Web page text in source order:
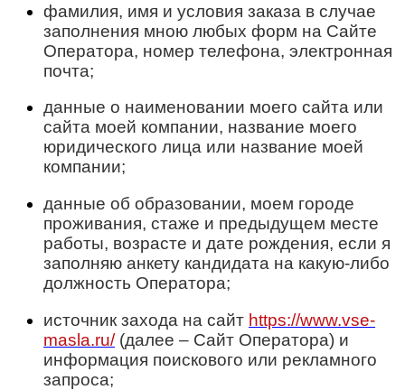
фамилия, имя и условия заказа в случае
заполнения мною любых форм на Сайте
Оператора, номер телефона, электронная
почта;
данные о наименовании моего сайта или
сайта моей компании, название моего
юридического лица или название моей
компании;
данные об образовании, моем городе
проживания, стаже и предыдущем месте
работы, возрасте и дате рождения, если я
заполняю анкету кандидата на какую-либо
должность Оператора;
источник захода на сайт https://www.vse-
masla.ru/ (далее – Сайт Оператора) и
информация поискового или рекламного
запроса;